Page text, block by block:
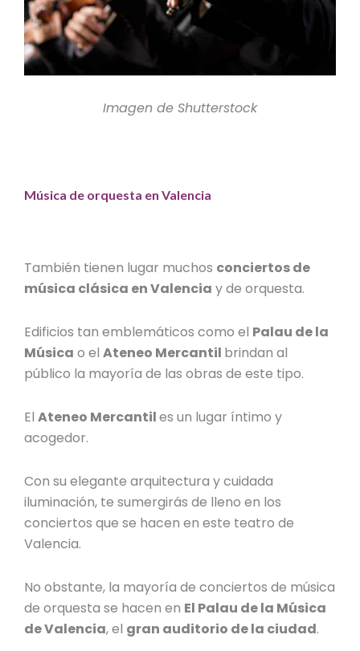
Imagen de Shutterstock
Música de orquesta en Valencia
También tienen lugar muchos conciertos de
música clásica en Valencia y de orquesta.
Edificios tan emblemáticos como el Palau de la
Música o elAteneo Mercantil brindan al
público la mayoría de las obras de este tipo.
ElAteneo Mercantiles un lugar íntimo y
acogedor.
Con su elegante arquitectura y cuidada
iluminación, te sumergirás de lleno en los
conciertos que se hacen en este teatro de
Valencia.
No obstante, la mayoría de conciertos de música
de orquesta se hacen en El Palau de la Música
de Valencia, el gran auditorio de la ciudad.